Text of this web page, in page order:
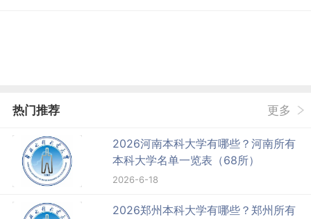
热门推荐 更多
2026河南本科大学有哪些？河南所有
本科大学名单一览表（68所）
2026-6-18
2026郑州本科大学有哪些？郑州所有